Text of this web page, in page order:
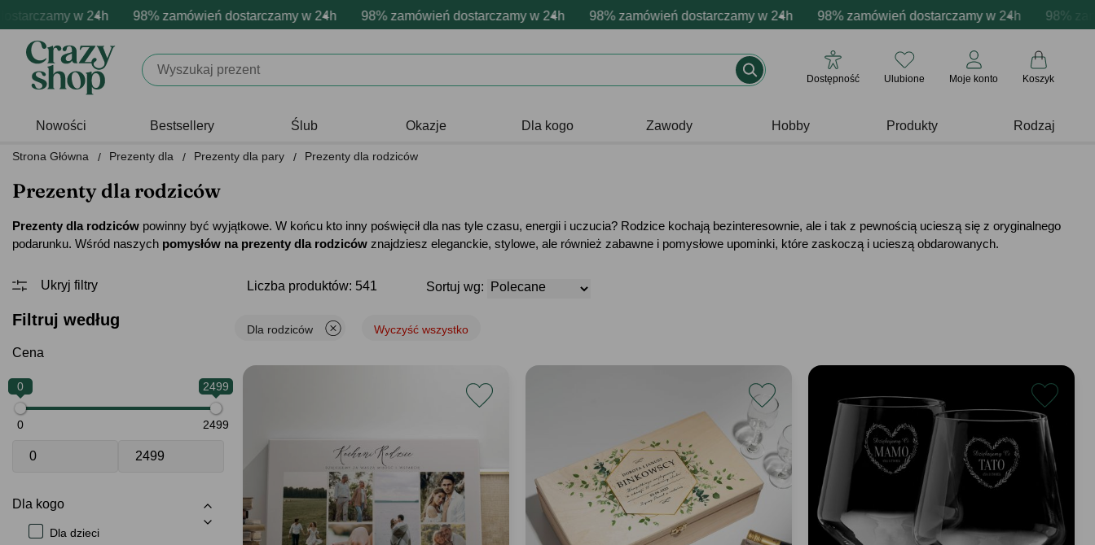
w 24h 98% zamówień dostarczamy w 24h 98% zamówień dostarczamy w 24h 98% zamówień dostarczamy w 24h 98% zamówień dostarczamy w 24h 98% zamówień
personalizacja produktów Profesjonalna i darmowa personalizacja produktów Profesjonalna i darmowa personalizacja produktów Profesjonalna i darmowa personalizacja
emocje - zawsze udane prezenty Prezentujemy pozytywne emocje - zawsze udane prezenty Prezentujemy pozytywne emocje - zawsze udane prezenty Prezentujemy
Dostępność Ulubione Moje konto Koszyk
Nowości Bestsellery Ślub Okazje Dla kogo Zawody Hobby Produkty Rodzaj
Strona Główna Prezenty dla Prezenty dla pary Prezenty dla rodziców
Prezenty dla rodziców
Prezenty dla rodziców powinny być wyjątkowe. W końcu kto inny poświęcił dla nas tyle czasu, energii i uczucia? Rodzice kochają bezinteresownie, ale i tak z pewnością ucieszą się z oryginalnego
podarunku. Wśród naszych pomysłów na prezenty dla rodziców znajdziesz eleganckie, stylowe, ale również zabawne i pomysłowe upominki, które zaskoczą i ucieszą obdarowanych.
Liczba produktów: 541 Sortuj wg:
Filtruj według
Cena
0 2499
0 2499
Dla kogo
Dla dzieci
Dla rodziców Wyczyść wszystko